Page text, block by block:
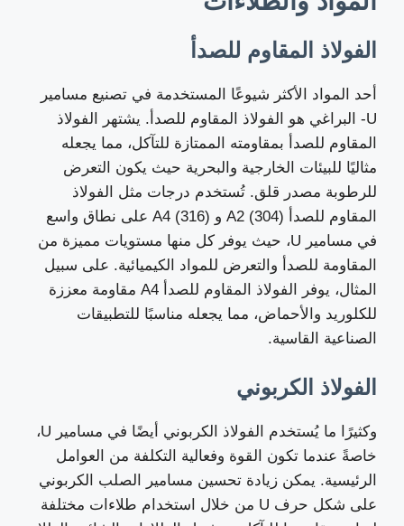
الفولاذ المقاوم للصدأ
أحد المواد الأكثر شيوعًا المستخدمة في تصنيع مسامير
U- البراغي هو الفولاذ المقاوم للصدأ. يشتهر الفولاذ
المقاوم للصدأ بمقاومته الممتازة للتآكل، مما يجعله
مثاليًا للبيئات الخارجية والبحرية حيث يكون التعرض
للرطوبة مصدر قلق. تُستخدم درجات مثل الفولاذ
المقاوم للصدأ A2 (304) و A4 (316) على نطاق واسع
في مسامير U، حيث يوفر كل منها مستويات مميزة من
المقاومة للصدأ والتعرض للمواد الكيميائية. على سبيل
المثال، يوفر الفولاذ المقاوم للصدأ A4 مقاومة معززة
للكلوريد والأحماض، مما يجعله مناسبًا للتطبيقات
الصناعية القاسية.
الفولاذ الكربوني
وكثيرًا ما يُستخدم الفولاذ الكربوني أيضًا في مسامير U،
خاصةً عندما تكون القوة وفعالية التكلفة من العوامل
الرئيسية. يمكن زيادة تحسين مسامير الصلب الكربوني
على شكل حرف U من خلال استخدام طلاءات مختلفة